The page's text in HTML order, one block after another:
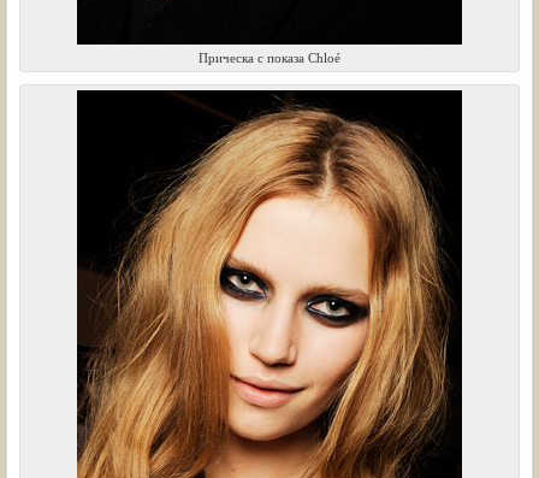
Прическа с показа Chloé